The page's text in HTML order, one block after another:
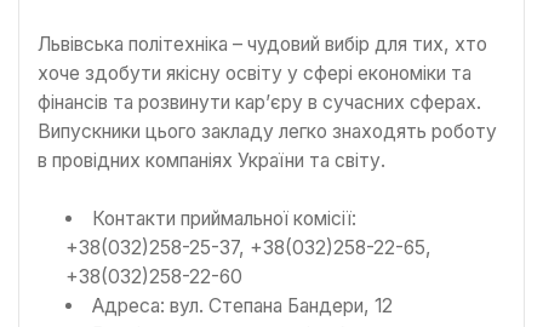
Львівська політехніка – чудовий вибір для тих, хто
хоче здобути якісну освіту у сфері економіки та
фінансів та розвинути кар’єру в сучасних сферах.
Випускники цього закладу легко знаходять роботу
в провідних компаніях України та світу.
Контакти приймальної комісії:
+38(032)258-25-37, +38(032)258-22-65,
+38(032)258-22-60
Адреса: вул. Степана Бандери, 12